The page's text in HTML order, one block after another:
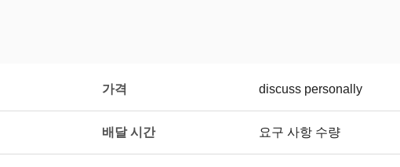
가격 discuss personally
배달 시간 요구 사항 수량